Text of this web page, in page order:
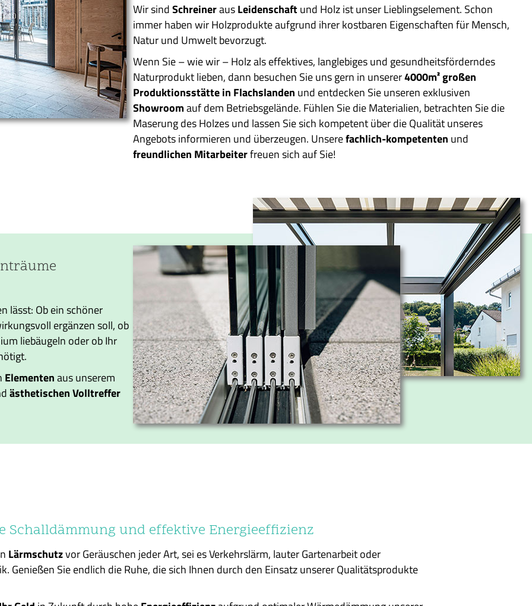
Wir sindSchreinerausLeidenschaftund Holz ist unser Lieblingselement. Schon
immer haben wir Holzprodukte aufgrund ihrer kostbaren Eigenschaften für Mensch,
Natur und Umwelt bevorzugt.
Wenn Sie – wie wir – Holz als effektives, langlebiges und gesundheitsförderndes
Naturprodukt lieben, dann besuchen Sie uns gern in unserer4000m² großen
Produktionsstätte in Flachslanden und entdecken Sie unseren exklusiven
Showroomauf dem Betriebsgelände. Fühlen Sie die Materialien, betrachten Sie die
Maserung des Holzes und lassen Sie sich kompetent über die Qualität unseres
Angebots informieren und überzeugen. Unserefachlich-kompetenten und
freundlichen Mitarbeiterfreuen sich auf Sie!
lässt: Ob ein schöner
ergänzen soll, ob
liebäugeln oder ob Ihr
Elementenaus unserem
ästhetischenVolltreffer
Schalldämmung und effektive Energieeffizienz
Lärmschutzvor Geräuschen jeder Art, sei es Verkehrslärm, lauter Gartenarbeit oder
Genießen Sie endlich die Ruhe, die sich Ihnen durch den Einsatz unserer Qualitätsprodukte